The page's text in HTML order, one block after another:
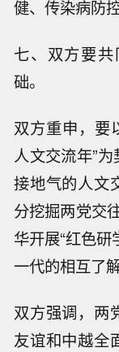
健、传染病防
七、双方要
础。
双方重申，要
人文交流年”
接地气的人文
分挖掘两党交
华开展“红色
一代的相互了
双方强调，两
友谊和中越全